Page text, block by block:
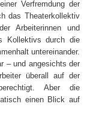
Verfremdung der
das Theaterkollektiv
Arbeiterinnen und
Kollektivs durch die
untereinander.
– und angesichts der
überall auf der
Aber die
einen Blick auf